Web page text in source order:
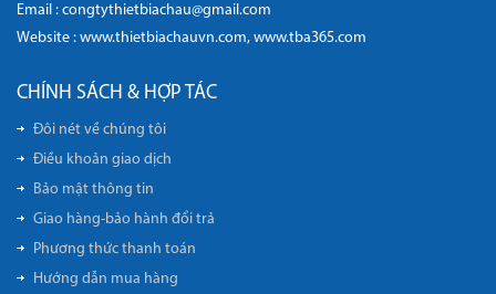
Email : congtythietbiachau@gmail.com
Website : www.thietbiachauvn.com, www.tba365.com
CHÍNH SÁCH & HỢP TÁC
Đôi nét về chúng tôi
Điều khoản giao dịch
Bảo mật thông tin
Giao hàng-bảo hành đổi trả
Phương thức thanh toán
Hướng dẫn mua hàng